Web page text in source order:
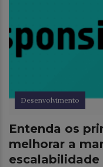
Desenvolvimento
Entenda os
melhorar a
escalabilidade